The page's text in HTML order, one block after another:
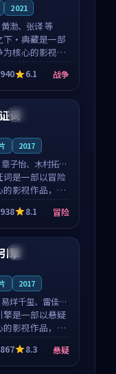
2021
黄渤、张译 等
下·典藏是一部
为核心的影视作
绕危机、反转与
长展开，整体节
，值得推荐观
6.1 战争
热播
词
2017
章子怡、木村拓哉
词是一部以冒险
的影视作品，围
、反转与人物成
，整体节奏紧
得推荐观看。
8.1 冒险
独播
擎
2017
易烊千玺、雷佳音
擎是一部以悬疑
的影视作品，围
、反转与人物成
，整体节奏紧
得推荐观看。
8.3 悬疑